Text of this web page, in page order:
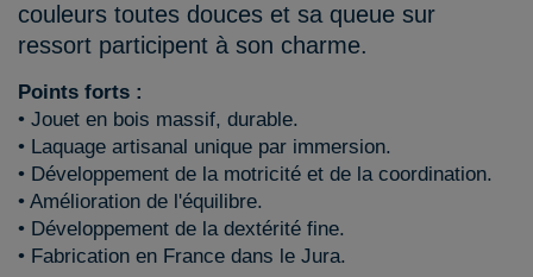
couleurs toutes douces et sa queue sur
ressort participent à son charme.
Points forts :
• Jouet en bois massif, durable.
• Laquage artisanal unique par immersion.
• Développement de la motricité et de la coordination.
• Amélioration de l'équilibre.
• Développement de la dextérité fine.
• Fabrication en France dans le Jura.